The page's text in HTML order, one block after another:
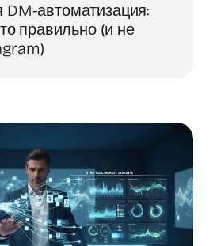
автоматизация:
правильно (и не